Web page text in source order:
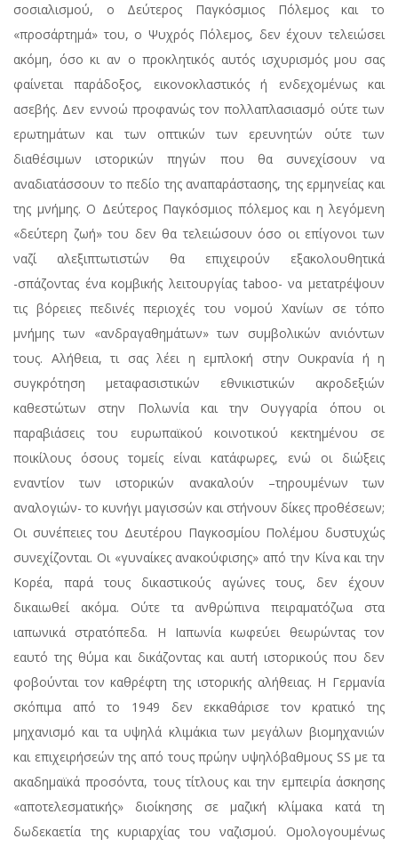
σοσιαλισμού, ο Δεύτερος Παγκόσμιος Πόλεμος και το
«προσάρτημά» του, ο Ψυχρός Πόλεμος, δεν έχουν τελειώσει
ακόμη, όσο κι αν ο προκλητικός αυτός ισχυρισμός μου σας
φαίνεται παράδοξος, εικονοκλαστικός ή ενδεχομένως και
ασεβής. Δεν εννοώ προφανώς τον πολλαπλασιασμό ούτε των
ερωτημάτων και των οπτικών των ερευνητών ούτε των
διαθέσιμων ιστορικών πηγών που θα συνεχίσουν να
αναδιατάσσουν το πεδίο της αναπαράστασης, της ερμηνείας και
της μνήμης. Ο Δεύτερος Παγκόσμιος πόλεμος και η λεγόμενη
«δεύτερη ζωή» του δεν θα τελειώσουν όσο οι επίγονοι των
ναζί αλεξιπτωτιστών θα επιχειρούν εξακολουθητικά
-σπάζοντας ένα κομβικής λειτουργίας taboo- να μετατρέψουν
τις βόρειες πεδινές περιοχές του νομού Χανίων σε τόπο
μνήμης των «ανδραγαθημάτων» των συμβολικών ανιόντων
τους. Αλήθεια, τι σας λέει η εμπλοκή στην Ουκρανία ή η
συγκρότηση μεταφασιστικών εθνικιστικών ακροδεξιών
καθεστώτων στην Πολωνία και την Ουγγαρία όπου οι
παραβιάσεις του ευρωπαϊκού κοινοτικού κεκτημένου σε
ποικίλους όσους τομείς είναι κατάφωρες, ενώ οι διώξεις
εναντίον των ιστορικών ανακαλούν –τηρουμένων των
αναλογιών- το κυνήγι μαγισσών και στήνουν δίκες προθέσεων;
Οι συνέπειες του Δευτέρου Παγκοσμίου Πολέμου δυστυχώς
συνεχίζονται. Οι «γυναίκες ανακούφισης» από την Κίνα και την
Κορέα, παρά τους δικαστικούς αγώνες τους, δεν έχουν
δικαιωθεί ακόμα. Ούτε τα ανθρώπινα πειραματόζωα στα
ιαπωνικά στρατόπεδα. Η Ιαπωνία κωφεύει θεωρώντας τον
εαυτό της θύμα και δικάζοντας και αυτή ιστορικούς που δεν
φοβούνται τον καθρέφτη της ιστορικής αλήθειας. Η Γερμανία
σκόπιμα από το 1949 δεν εκκαθάρισε τον κρατικό της
μηχανισμό και τα υψηλά κλιμάκια των μεγάλων βιομηχανιών
και επιχειρήσεών της από τους πρώην υψηλόβαθμους SS με τα
ακαδημαϊκά προσόντα, τους τίτλους και την εμπειρία άσκησης
«αποτελεσματικής» διοίκησης σε μαζική κλίμακα κατά τη
δωδεκαετία της κυριαρχίας του ναζισμού. Ομολογουμένως